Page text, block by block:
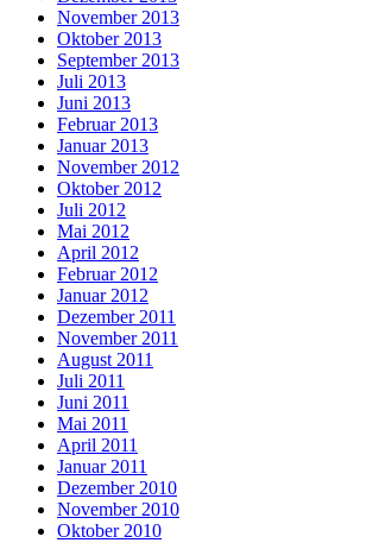
November 2013
Oktober 2013
September 2013
Juli 2013
Juni 2013
Februar 2013
Januar 2013
November 2012
Oktober 2012
Juli 2012
Mai 2012
April 2012
Februar 2012
Januar 2012
Dezember 2011
November 2011
August 2011
Juli 2011
Juni 2011
Mai 2011
April 2011
Januar 2011
Dezember 2010
November 2010
Oktober 2010